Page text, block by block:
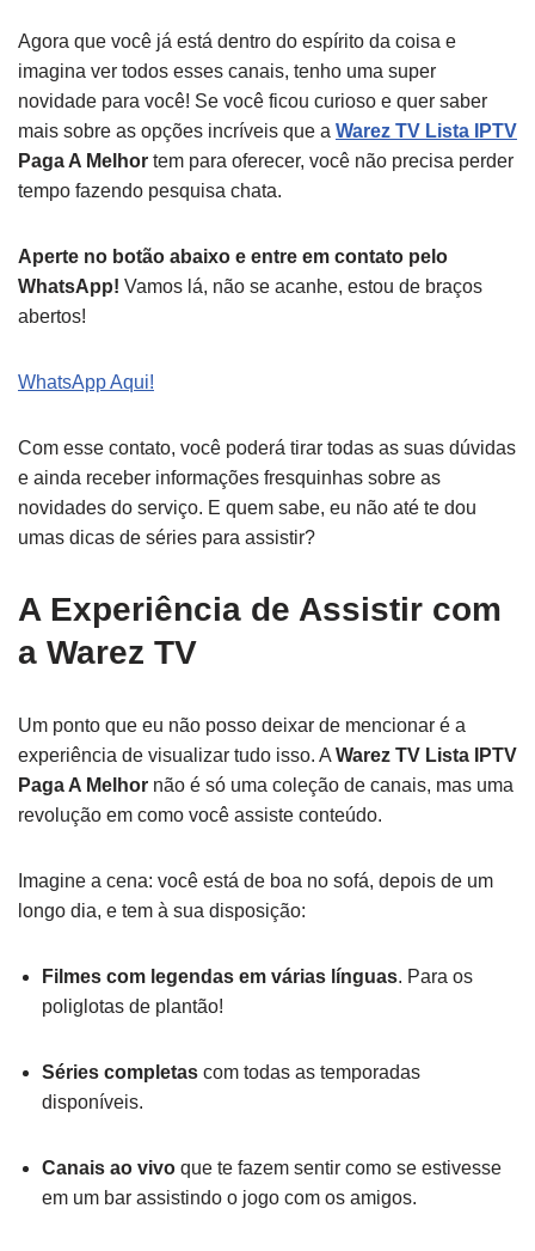
Agora que você já está dentro do espírito da coisa e
imagina ver todos esses canais, tenho uma super
novidade para você! Se você ficou curioso e quer saber
mais sobre as opções incríveis que a Warez TV Lista IPTV
Paga A Melhor tem para oferecer, você não precisa perder
tempo fazendo pesquisa chata.
Aperte no botão abaixo e entre em contato pelo
WhatsApp! Vamos lá, não se acanhe, estou de braços
abertos!
WhatsApp Aqui!
Com esse contato, você poderá tirar todas as suas dúvidas
e ainda receber informações fresquinhas sobre as
novidades do serviço. E quem sabe, eu não até te dou
umas dicas de séries para assistir?
A Experiência de Assistir com
a Warez TV
Um ponto que eu não posso deixar de mencionar é a
experiência de visualizar tudo isso. A Warez TV Lista IPTV
Paga A Melhor não é só uma coleção de canais, mas uma
revolução em como você assiste conteúdo.
Imagine a cena: você está de boa no sofá, depois de um
longo dia, e tem à sua disposição:
Filmes com legendas em várias línguas. Para os
poliglotas de plantão!
Séries completas com todas as temporadas
disponíveis.
Canais ao vivo que te fazem sentir como se estivesse
em um bar assistindo o jogo com os amigos.